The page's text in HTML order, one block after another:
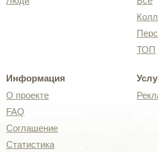
ТОП
Информация
О проекте
FAQ
Соглашение
Статистика